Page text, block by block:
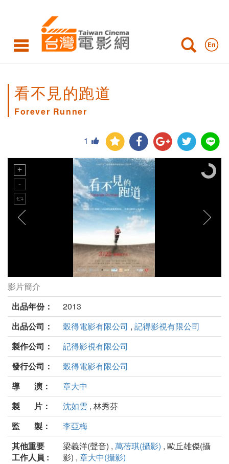
看不見的跑道
Forever Runner
1
看不見的跑道劇照
影片簡介
出品年份：
2013
出品公司：
穀得電影有限公司 , 記得影視有限公司
製作公司：
記得影視有限公司
發行公司：
穀得電影有限公司
導 演：
章大中
製 片：
沈如雲 , 林秀芬
監 製：
李亞梅
其他重要
工作人員 :
梁義洋(聲音) , 萬蓓琪(攝影) , 歐丘雄傑(攝
影) , 章大中(攝影)